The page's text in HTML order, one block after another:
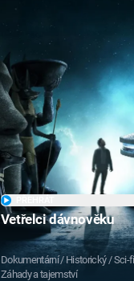
Vetřelci dávnověku
Dokumentární / Historický / Sci-
Záhady a tajemství